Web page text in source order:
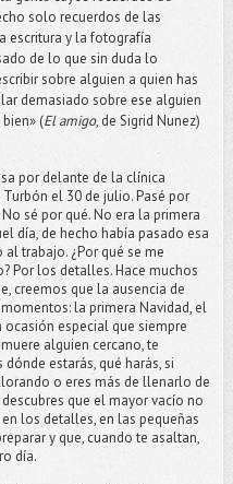
solo recuerdos de las
escritura y la fotografía
de lo que sin duda lo
sobre alguien a quien has
demasiado sobre ese alguien
(El amigo, de Sigrid Nunez)
por delante de la clínica
el 30 de julio. Pasé por
sé por qué. No era la primera
día, de hecho había pasado esa
trabajo. ¿Por qué se me
Por los detalles. Hace muchos
creemos que la ausencia de
la primera Navidad, el
especial que siempre
alguien cercano, te
estarás, qué harás, si
o eres más de llenarlo de
que el mayor vacío no
los detalles, en las pequeñas
y que, cuando te asaltan,
día.